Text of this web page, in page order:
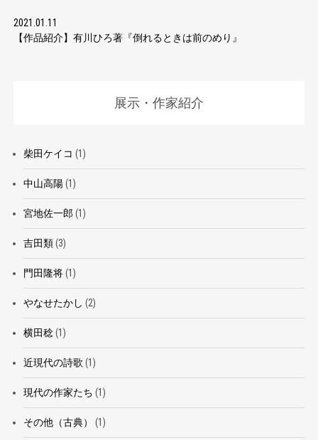
2021.01.11
【作品紹介】有川ひろ著『倒れるときは前のめり』
展示・作家紹介
柴田ケイコ (1)
中山高陽(1)
宮地佐一郎 (1)
吉田類(3)
門田隆将(1)
やなせたかし (2)
横田稔(1)
近現代の詩歌 (1)
現代の作家たち (1)
その他（古典） (1)